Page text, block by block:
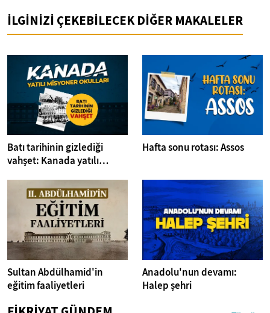
İLGİNİZİ ÇEKEBİLECEK DİĞER MAKALELER
Batı tarihinin gizlediği
vahşet: Kanada yatılı
Hafta sonu rotası: Assos
Sultan Abdülhamid'in
eğitim faaliyetleri
Anadolu'nun devamı:
Halep şehri